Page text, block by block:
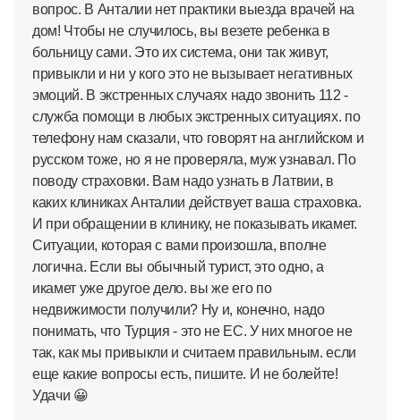
вопрос. В Анталии нет практики выезда врачей на
дом! Чтобы не случилось, вы везете ребенка в
больницу сами. Это их система, они так живут,
привыкли и ни у кого это не вызывает негативных
эмоций. В экстренных случаях надо звонить 112 -
служба помощи в любых экстренных ситуациях. по
телефону нам сказали, что говорят на английском и
русском тоже, но я не проверяла, муж узнавал. По
поводу страховки. Вам надо узнать в Латвии, в
каких клиниках Анталии действует ваша страховка.
И при обращении в клинику, не показывать икамет.
Ситуации, которая с вами произошла, вполне
логична. Если вы обычный турист, это одно, а
икамет уже другое дело. вы же его по
недвижимости получили? Ну и, конечно, надо
понимать, что Турция - это не ЕС. У них многое не
так, как мы привыкли и считаем правильным. если
еще какие вопросы есть, пишите. И не болейте!
Удачи 😀